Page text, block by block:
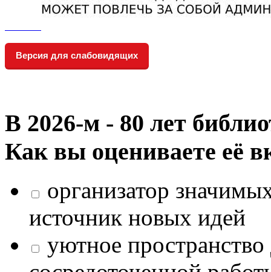
Версия для слабовидящих
В 2026‑м - 80 лет
Как вы оцениваете её
организатор
источник новых идей
уютное